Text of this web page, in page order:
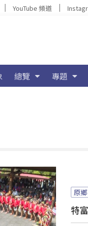
YouTube 頻道
總覽 專題
原鄉
特